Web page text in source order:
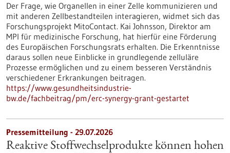
Der Frage, wie Organellen in einer Zelle kommunizieren und
mit anderen Zellbestandteilen interagieren, widmet sich das
Forschungsprojekt MitoContact. Kai Johnsson, Direktor am
MPI für medizinische Forschung, hat hierfür eine Förderung
des Europäischen Forschungsrats erhalten. Die Erkenntnisse
daraus sollen neue Einblicke in grundlegende zelluläre
Prozesse ermöglichen und zu einem besseren Verständnis
verschiedener Erkrankungen beitragen.
https://www.gesundheitsindustrie-
bw.de/fachbeitrag/pm/erc-synergy-grant-gestartet
Pressemitteilung - 29.07.2026
Reaktive Stoffwechselprodukte können hohen